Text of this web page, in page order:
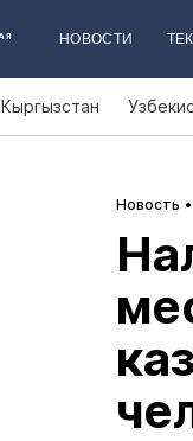
НОВОСТИ
Кыргызстан
Новость